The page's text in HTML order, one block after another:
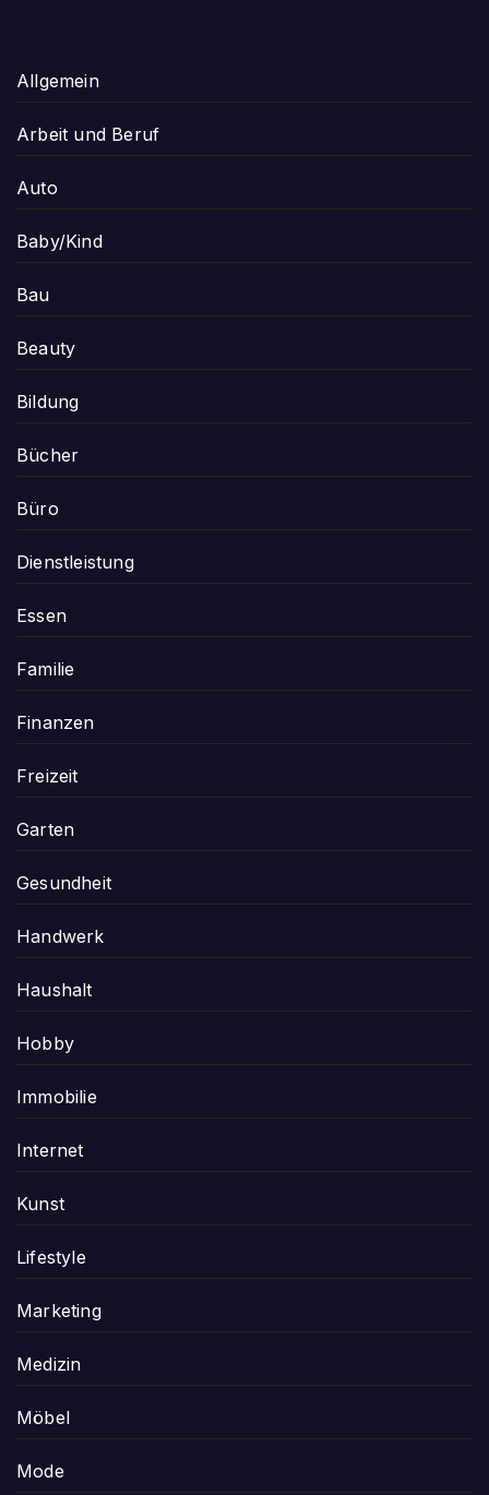
Allgemein
Arbeit und Beruf
Auto
Baby/Kind
Bau
Beauty
Bildung
Bücher
Büro
Dienstleistung
Essen
Familie
Finanzen
Freizeit
Garten
Gesundheit
Handwerk
Haushalt
Hobby
Immobilie
Internet
Kunst
Lifestyle
Marketing
Medizin
Möbel
Mode